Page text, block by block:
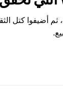
كتل الثقة